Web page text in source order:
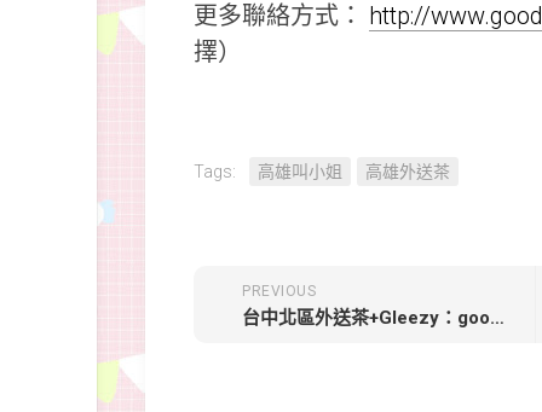
更多聯絡方式： http://
擇）
Tags: 高雄叫小姐 高雄外送茶
PREVIOUS
台中北區外送茶+Gleezy：good6060 Telegram：good6060【泡泡-5000】165.E+.50kg.26歲 大奶豐滿型